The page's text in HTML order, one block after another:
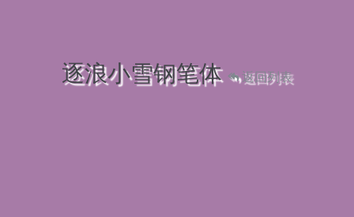
逐浪小雪钢笔体 返回列表